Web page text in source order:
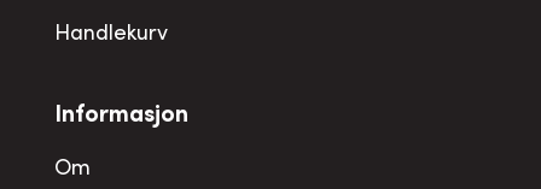
Handlekurv
Informasjon
Om